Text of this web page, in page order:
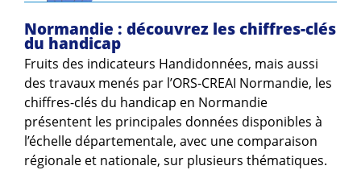
Normandie : découvrez les chiffres-clés
du handicap
Fruits des indicateurs Handidonnées, mais aussi
des travaux menés par l’ORS-CREAI Normandie, les
chiffres-clés du handicap en Normandie
présentent les principales données disponibles à
l’échelle départementale, avec une comparaison
régionale et nationale, sur plusieurs thématiques.